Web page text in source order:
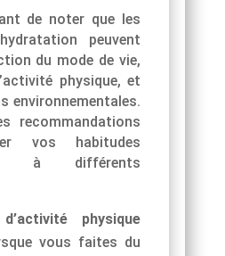
de noter que les
peuvent
du mode de vie,
physique, et
environnementales.
recommandations
vos habitudes
à différents
physique
vous faites du